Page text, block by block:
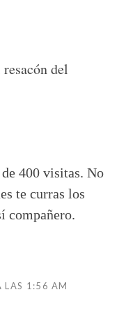
del
de 400 visitas. No
te curras los
compañero.
LAS 1:56 AM